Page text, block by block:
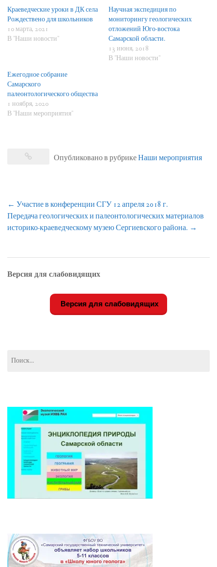
Краеведческие уроки в ДК села
Рождествено для школьников
10 марта, 2021
В "Наши новости"
Научная экспедиция по
мониторингу геологических
отложений Юго-востока
Самарской области.
13 июня, 2018
В "Наши новости"
Ежегодное собрание
Самарского
палеонтологического общества
1 ноября, 2020
В "Наши мероприятия"
Опубликовано в рубрикеНаши мероприятия
Навигация
по
записям
← Участие в конференции СГУ 12 апреля 2018 г.
Передача геологических и палеонтологических материалов
историко-краеведческому музею Сергиевского района. →
Версия для слабовидящих
Версия для слабовидящих